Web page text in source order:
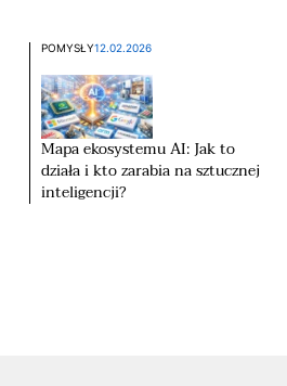
POMYSŁY12.02.2026
Mapa ekosystemu AI: Jak to
działa i kto zarabia na sztucznej
inteligencji?